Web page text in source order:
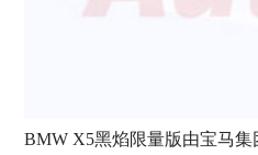
BMW X5黑焰限量版由宝马集